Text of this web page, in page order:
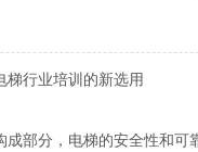
行业培训的新选用
部分，电梯的安全性和